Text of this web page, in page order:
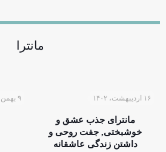
مانترا
۱۶ اردیبهشت، ۱۴۰۲
مانترای جذب عشق و
خوشبختی, جفت روحی و
داشتن زندگی عاشقانه
۹ بهمن، ۱۴۰۰